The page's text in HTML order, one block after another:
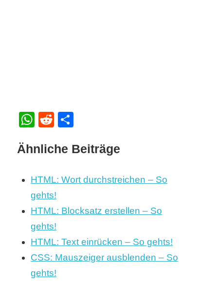
WhatsApp
Reddit
Ähnliche Beiträge
HTML: Wort durchstreichen – So
gehts!
HTML: Blocksatz erstellen – So
gehts!
HTML: Text einrücken – So gehts!
CSS: Mauszeiger ausblenden – So
gehts!